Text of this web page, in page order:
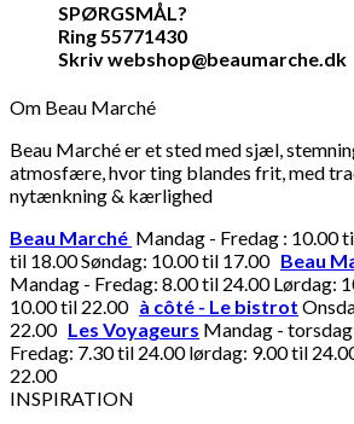
SPØRGSMÅL?
Ring 55771430
Skriv webshop@beaumarche.dk
Om Beau Marché
Beau Marché er et sted med sjæl,
atmosfære, hvor ting blandes frit, med
nytænkning & kærlighed
Beau Marché Mandag - Fredag : 10.00
til 18.00 Søndag: 10.00 til 17.00 Beau
Mandag - Fredag: 8.00 til 24.00 Lørdag:
10.00 til 22.00 à côté - Le bistrot
22.00 Les Voyageurs Mandag -
Fredag: 7.30 til 24.00 lørdag: 9.00 til
22.00
INSPIRATION